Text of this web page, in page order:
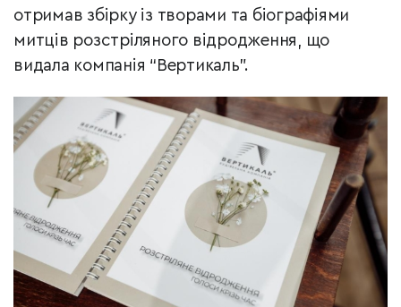
отримав збірку із творами та біографіями
митців розстріляного відродження, що
видала компанія “Вертикаль”.